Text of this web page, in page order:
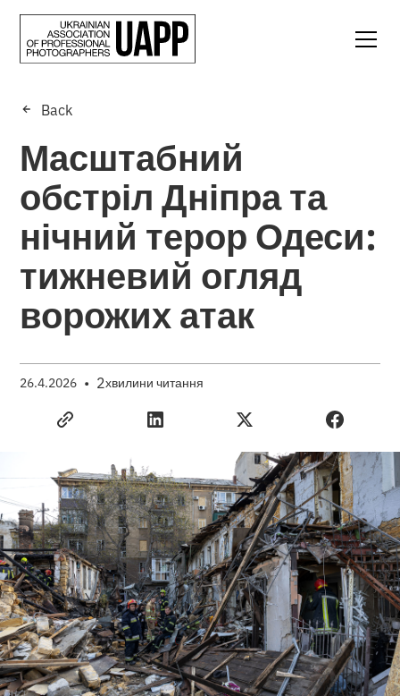
Back
Масштабний
обстріл Дніпра та
нічний терор Одеси:
тижневий огляд
ворожих атак
26.4.2026 • 2хвилини читання